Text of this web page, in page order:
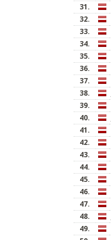
31.
32.
33.
34.
35.
36.
37.
38.
39.
40.
41.
42.
43.
44.
45.
46.
47.
48.
49.